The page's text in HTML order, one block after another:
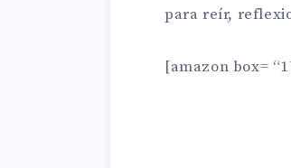
para reír,
[amazon box=